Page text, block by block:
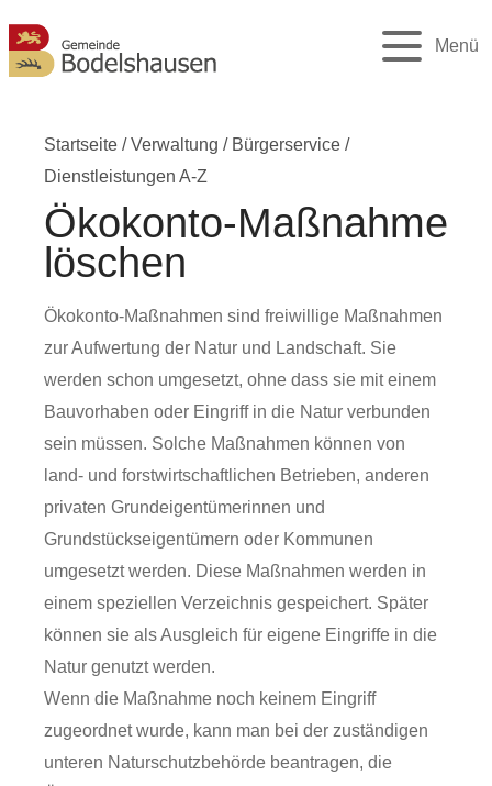
Menü
Startseite /Verwaltung / Bürgerservice /
Dienstleistungen A-Z
Ökokonto-Maßnahme
löschen
Ökokonto-Maßnahmen sind freiwillige Maßnahmen
zur Aufwertung der Natur und Landschaft. Sie
werden schon umgesetzt, ohne dass sie mit einem
Bauvorhaben oder Eingriff in die Natur verbunden
sein müssen. Solche Maßnahmen können von
land- und forstwirtschaftlichen Betrieben, anderen
privaten Grundeigentümerinnen und
Grundstückseigentümern oder Kommunen
umgesetzt werden. Diese Maßnahmen werden in
einem speziellen Verzeichnis gespeichert. Später
können sie als Ausgleich für eigene Eingriffe in die
Natur genutzt werden.
Wenn die Maßnahme noch keinem Eingriff
zugeordnet wurde, kann man bei der zuständigen
unteren Naturschutzbehörde beantragen, die